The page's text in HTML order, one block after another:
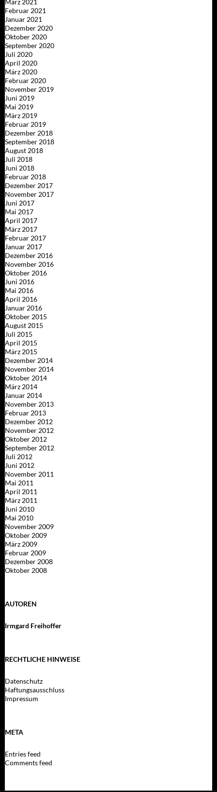
Februar 2021
Januar 2021
Dezember 2020
Oktober 2020
September 2020
Juli 2020
April 2020
März 2020
Februar 2020
November 2019
Juni 2019
Mai 2019
März 2019
Februar 2019
Dezember 2018
September 2018
August 2018
Juli 2018
Juni 2018
Februar 2018
Dezember 2017
November 2017
Juni 2017
Mai 2017
April 2017
März 2017
Februar 2017
Januar 2017
Dezember 2016
November 2016
Oktober 2016
Juni 2016
Mai 2016
April 2016
Januar 2016
Oktober 2015
August 2015
Juli 2015
April 2015
März 2015
Dezember 2014
November 2014
Oktober 2014
März 2014
Januar 2014
November 2013
Februar 2013
Dezember 2012
November 2012
Oktober 2012
September 2012
Juli 2012
Juni 2012
November 2011
Mai 2011
April 2011
März 2011
Juni 2010
Mai 2010
November 2009
Oktober 2009
März 2009
Februar 2009
Dezember 2008
Oktober 2008
AUTOREN
Irmgard Freihoffer
RECHTLICHE HINWEISE
Datenschutz
Haftungsausschluss
Impressum
META
Entries feed
Comments feed